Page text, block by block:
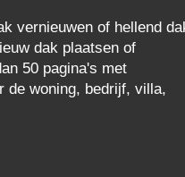
vernieuwen of hellend
dak plaatsen of
50 pagina's met
de woning, bedrijf, villa,